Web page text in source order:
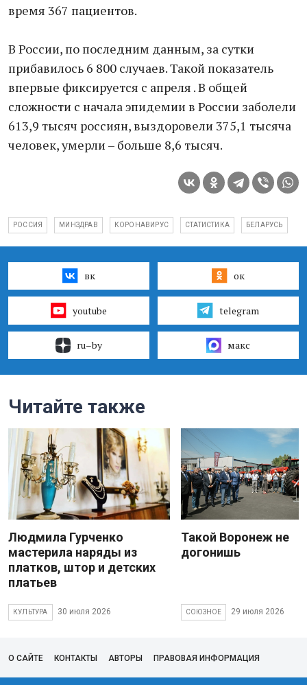
время 367 пациентов.
В России, по последним данным, за сутки
прибавилось 6 800 случаев. Такой показатель
впервые фиксируется с апреля . В общей
сложности с начала эпидемии в России заболели
613,9 тысяч россиян, выздоровели 375,1 тысяча
человек, умерли – больше 8,6 тысяч.
РОССИЯ МИНЗДРАВ КОРОНАВИРУС СТАТИСТИКА БЕЛАРУСЬ
вк ок
youtube telegram
ru–by макс
Читайте также
Людмила Гурченко
мастерила наряды из
платков, штор и детских
платьев
КУЛЬТУРА 30 июля 2026
Такой Воронеж не
догонишь
СОЮЗНОЕ 29 июля 2026
О САЙТЕ КОНТАКТЫ АВТОРЫ ПРАВОВАЯ ИНФОРМАЦИЯ